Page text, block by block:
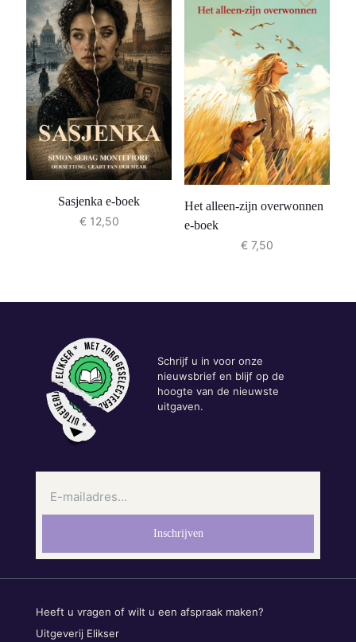
Sasjenka e-boek
€12,50
Het alleen-zijn overwonnen
e-boek
€7,50
Schrijf u in voor onze
nieuwsbrief en blijf op de
hoogte van de nieuwste
uitgaven.
Heeft u vragen of wilt u een afspraak maken?
Uitgeverij Elikser